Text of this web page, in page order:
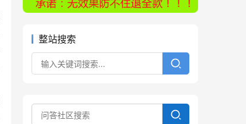
整站搜索